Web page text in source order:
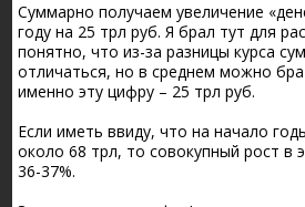
Суммарно получаем увеличение
году на 25 трл руб. Я брал тут для
понятно, что из-за разницы курса
отличаться, но в среднем можно
именно эту цифру – 25 трл руб.
Если иметь ввиду, что на начало
около 68 трл, то совокупный рост в
36-37%.